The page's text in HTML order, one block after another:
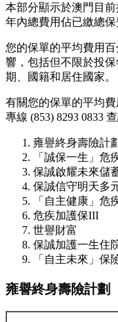
本部分顯示於澳門目
年內總費用佔已繳總保
您的保單的平均費用
響，包括但不限於投
期、國籍和居住國家。
有關您的保單的平均
專線 (853) 8293 0833 查
雍譽終身壽險計
「誠保一生」危
保誠啟耀未來儲
保誠信守明天多
「自主健康」危
危疾加護保III
世譽財富
保誠加護一生住
「自主未來」保
雍譽終身壽險計劃